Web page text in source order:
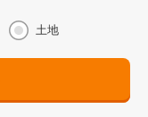
土地